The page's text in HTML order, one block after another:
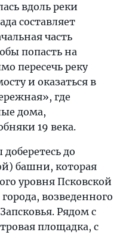
вдоль реки
составляет
часть
попасть на
пересечь реку
и оказаться в
где
дома,
19 века.
до
башни, которая
уровня Псковской
возведенного
Рядом с
площадка, с